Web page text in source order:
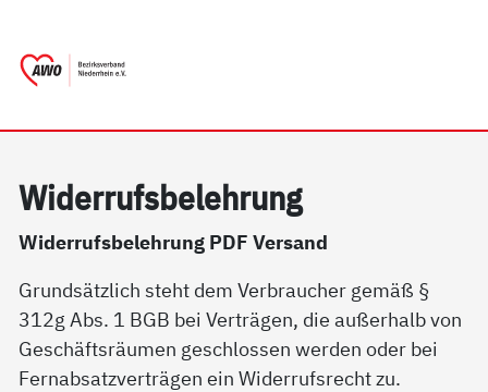
Wi­der­rufs­be­leh­rung
Widerrufsbelehrung PDF Versand
Grundsätzlich steht dem Verbraucher gemäß §
312g Abs. 1 BGB bei Verträgen, die außerhalb von
Geschäftsräumen geschlossen werden oder bei
Fernabsatzverträgen ein Widerrufsrecht zu.